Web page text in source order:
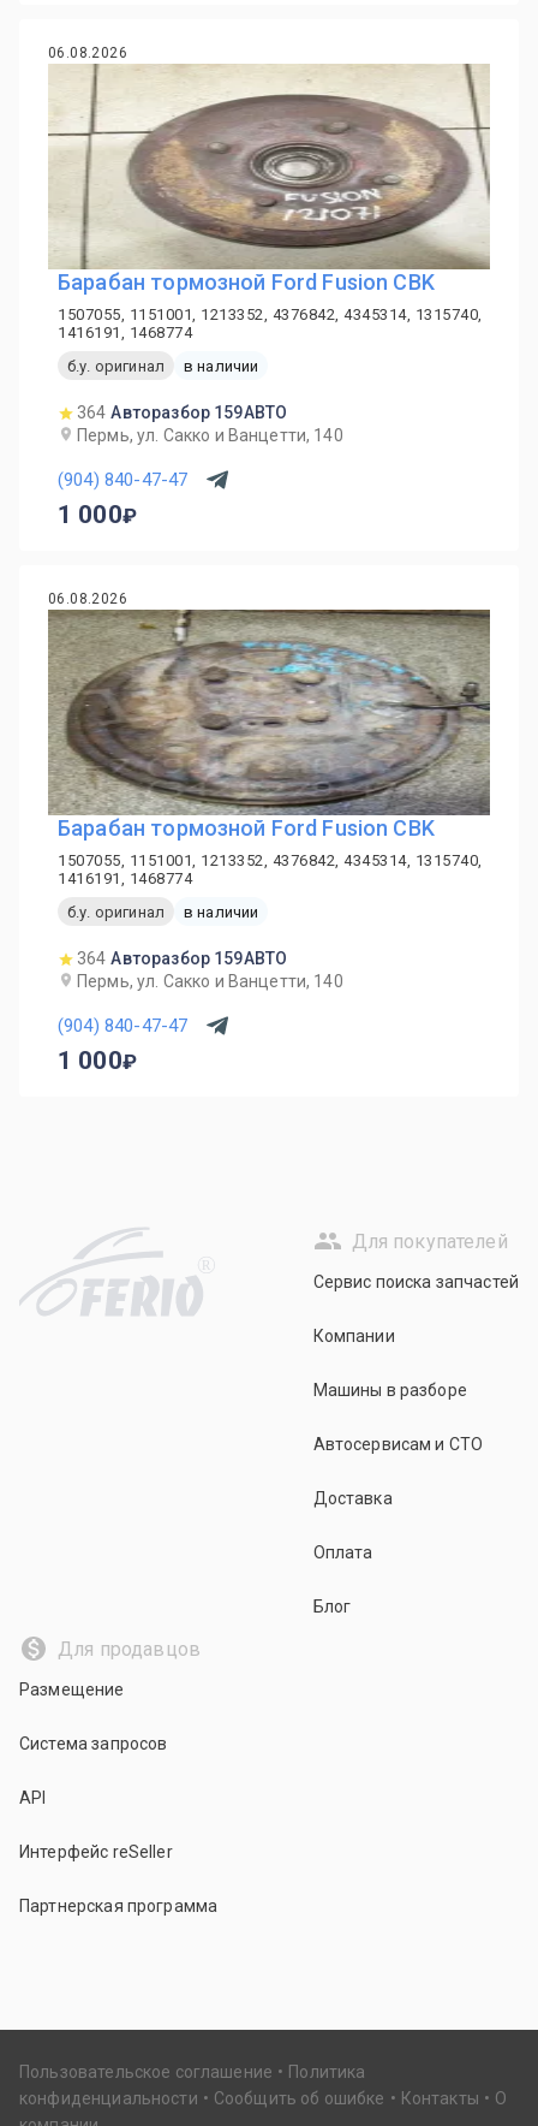
06.08.2026
Барабан тормозной Ford Fusion CBK
1507055, 1151001, 1213352, 4376842, 4345314, 1315740,
1416191, 1468774
б.у. оригинал
в наличии
364 Авторазбор 159АВТО
Пермь, ул. Сакко и Ванцетти, 140
(904) 840-47-47
1 000
06.08.2026
Барабан тормозной Ford Fusion CBK
1507055, 1151001, 1213352, 4376842, 4345314, 1315740,
1416191, 1468774
б.у. оригинал
в наличии
364 Авторазбор 159АВТО
Пермь, ул. Сакко и Ванцетти, 140
(904) 840-47-47
1 000
R
Для покупателей
Сервис поиска запчастей
Компании
Машины в разборе
Автосервисам и СТО
Доставка
Оплата
Блог
Для продавцов
Размещение
Система запросов
API
Интерфейс reSeller
Партнерская программа
Пользовательское соглашение
Политика
конфиденциальности
Сообщить об ошибке Контакты
О